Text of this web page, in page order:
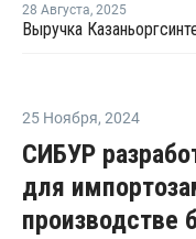
28 Августа, 2025
25 Ноября, 2024
СИБУР
для
производстве